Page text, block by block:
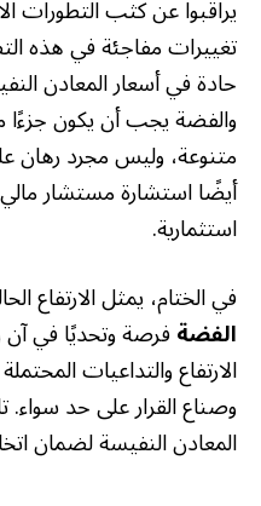
يراقبوا عن كثب التطورات
تغييرات مفاجئة في هذه
حادة في أسعار المعادن
والفضة يجب أن يكون جزءًا
متنوعة، وليس مجرد رهان
أيضًا استشارة مستشار
استثمارية.
في الختام، يمثل الارتفاع
الفضةفرصة وتحديًا في آن
الارتفاع والتداعيات
وصناع القرار على حد سواء.
المعادن النفيسة لضمان